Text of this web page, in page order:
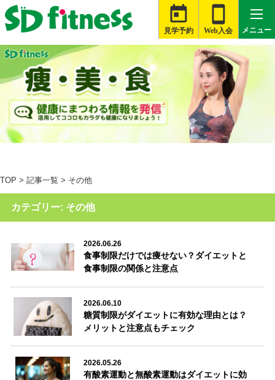

見学予約

Web入会 メニュー

札幌白石店
大河原店
銚子店


TOP > 記事一覧 > その他
カテゴリー: その他
2026.06.26
食事制限だけでは痩せない？ダイエットと
食事制限の関係と注意点
2026.06.10
糖質制限がダイエットに有効な理由とは？
メリットと注意点もチェック
2026.05.26
有酸素運動と無酸素運動はダイエットに効